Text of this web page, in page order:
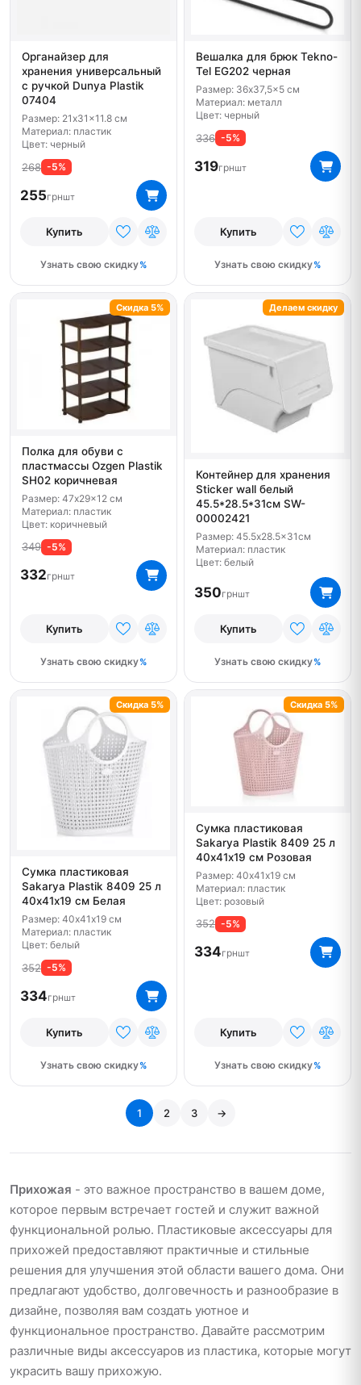
Органайзер для
хранения универсальный
с ручкой Dunya Plastik
07404
Размер: 21x31x11.8 см
Материал: пластик
Цвет: черный
268 -5%
255грншт
Купить
Узнать свою скидку
Вешалка для брюк Tekno-
Tel EG202 черная
Размер: 36x37,5x5 см
Материал: металл
Цвет: черный
336 -5%
319грншт
Купить
Узнать свою скидку
Полка для обуви с
пластмассы Ozgen Plastik
SH02 коричневая
Размер: 47x29x12 см
Материал: пластик
Цвет: коричневый
349 -5%
332грншт
Купить
Узнать свою скидку
Скидка 5%
Контейнер для хранения
Sticker wall белый
45.5*28.5*31см SW-
00002421
Размер: 45.5x28.5x31см
Материал: пластик
Цвет: белый
350грншт
Купить
Узнать свою скидку
Делаем скидку
Сумка пластиковая
Sakarya Plastik 8409 25 л
40х41х19 см Белая
Размер: 40х41х19 см
Материал: пластик
Цвет: белый
352 -5%
334грншт
Купить
Узнать свою скидку
Скидка 5%
Сумка пластиковая
Sakarya Plastik 8409 25 л
40х41х19 см Розовая
Размер: 40х41х19 см
Материал: пластик
Цвет: розовый
352 -5%
334грншт
Купить
Узнать свою скидку
Скидка 5%
1 2 3 →
Прихожая - это важное пространство в вашем доме,
которое первым встречает гостей и служит важной
функциональной ролью. Пластиковые аксессуары для
прихожей предоставляют практичные и стильные
решения для улучшения этой области вашего дома. Они
предлагают удобство, долговечность и разнообразие в
дизайне, позволяя вам создать уютное и
функциональное пространство. Давайте рассмотрим
различные виды аксессуаров из пластика, которые могут
украсить вашу прихожую.